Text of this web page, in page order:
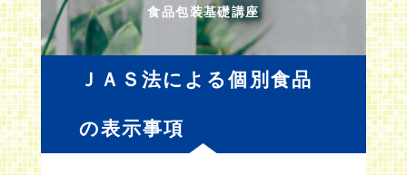
食品包装基礎講座
ＪＡＳ法による個別食品
の表示事項